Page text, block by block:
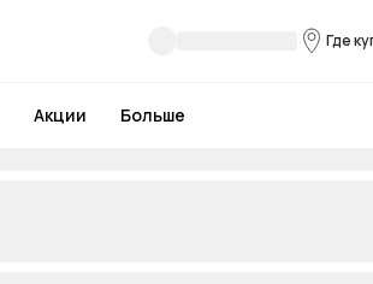
Где
Акции Больше